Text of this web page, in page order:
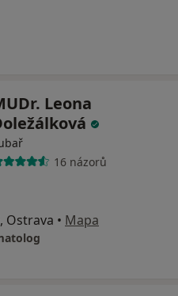
Leona
16 názorů
Ostrava • Mapa